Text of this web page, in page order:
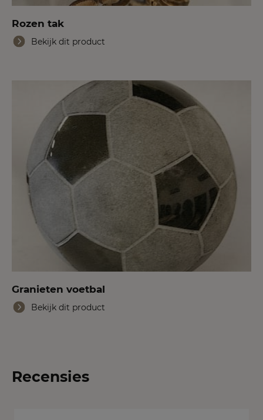
Rozen tak
Bekijk dit product
Granieten voetbal
Bekijk dit product
Recensies